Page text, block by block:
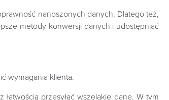
nanoszonych danych. Dlatego też,
metody konwersji danych i udostępniać
wymagania klienta.
łatwością przesyłać wszelakie dane. W tym